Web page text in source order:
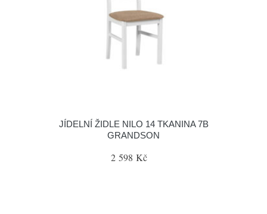
JÍDELNÍ ŽIDLE NILO 14 TKANINA 7B
GRANDSON
2 598 Kč